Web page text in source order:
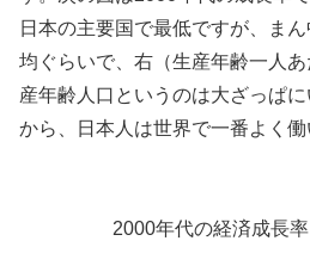
日本の主要国で最低ですが、ま
均ぐらいで、右（生産年齢一人
産年齢人口というのは大ざっぱ
から、日本人は世界で一番よく働
2000年代の経済成長率